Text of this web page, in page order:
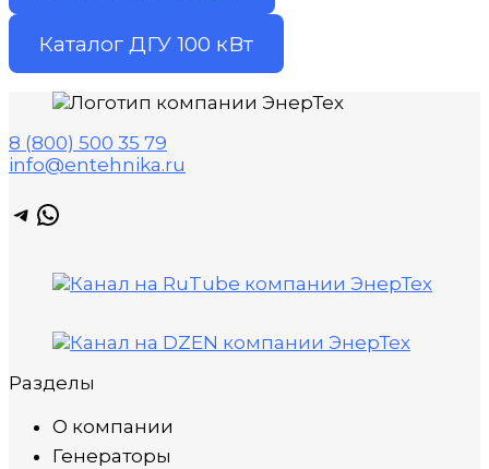
Каталог ДГУ 100 кВт
8 (800) 500 35 79
info@entehnika.ru
Telegram
WhatsApp
Разделы
О компании
Генераторы